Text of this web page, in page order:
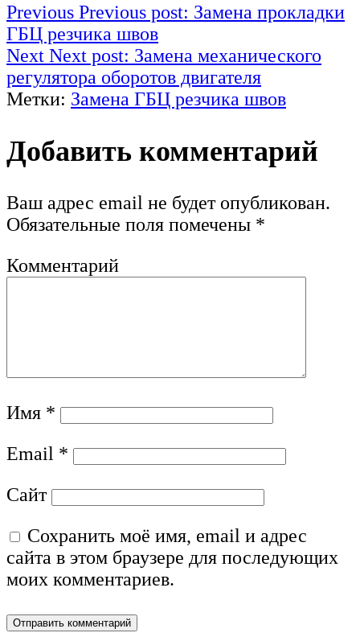
Previous Previous post: Замена прокладки
ГБЦ резчика швов
Next Next post: Замена механического
регулятора оборотов двигателя
Метки: Замена ГБЦ резчика швов
Добавить комментарий
Ваш адрес email не будет опубликован.
Обязательные поля помечены *
Комментарий
Имя *
Email *
Сайт
Сохранить моё имя, email и адрес
сайта в этом браузере для последующих
моих комментариев.